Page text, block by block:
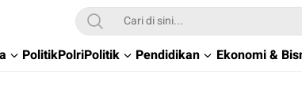
PolitikPolriPolitik Pendidikan Ekonomi &